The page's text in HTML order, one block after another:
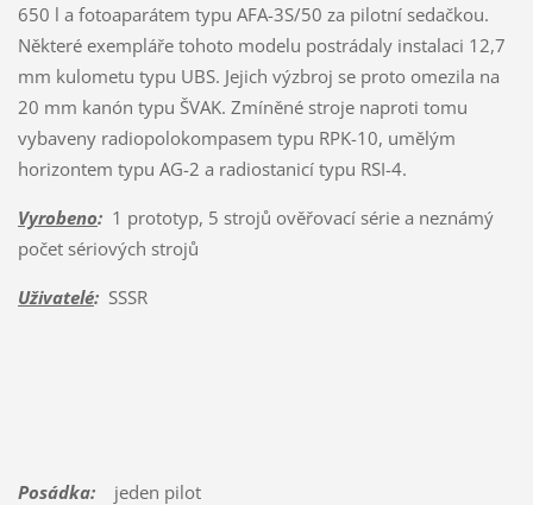
650 l a fotoaparátem typu AFA-3S/50 za pilotní sedačkou.
Některé exempláře tohoto modelu postrádaly instalaci 12,7
mm kulometu typu UBS. Jejich výzbroj se proto omezila na
20 mm kanón typu ŠVAK. Zmíněné stroje naproti tomu
vybaveny radiopolokompasem typu RPK-10, umělým
horizontem typu AG-2 a radiostanicí typu RSI-4.
Vyrobeno:1 prototyp, 5 strojů ověřovací série a neznámý
počet sériových strojů
Uživatelé:SSSR
Posádka:jeden pilot